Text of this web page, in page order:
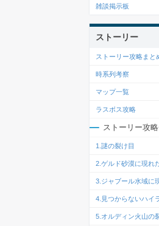
雑談掲示板
ストーリー
ストーリー攻略まと
時系列考察
マップ一覧
ラスボス攻略
ストーリー攻
1.謎の裂け目
2.ゲルド砂漠に現れ
3 ジャブール水域に
4 見つからないハイ
5 オルディン火山の